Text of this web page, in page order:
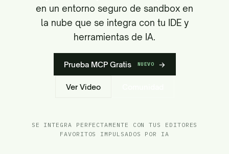
en un entorno seguro de sandbox en
la nube que se integra con tu IDE y
herramientas de IA.
Prueba MCP Gratis NUEVO →
Ver Video
SE INTEGRA PERFECTAMENTE CON TUS EDITORES
FAVORITOS IMPULSADOS POR IA